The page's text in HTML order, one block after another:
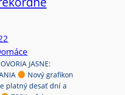
JASNE:
Nový grafikon
platný desať dní a